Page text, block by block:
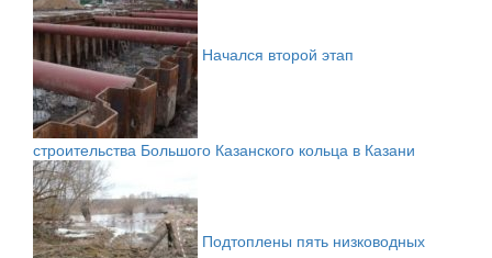
Начался второй этап
строительства Большого Казанского кольца в Казани
Подтоплены пять низководных